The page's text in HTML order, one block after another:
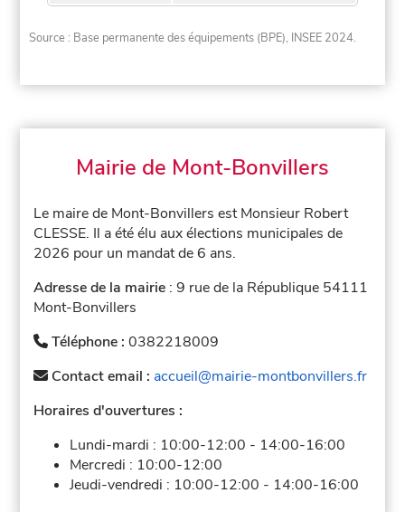
Source : Base permanente des équipements (BPE), INSEE 2024.
Mairie de Mont-Bonvillers
Le maire de Mont-Bonvillers est Monsieur Robert
CLESSE. Il a été élu aux élections municipales de
2026 pour un mandat de 6 ans.
Adresse de la mairie : 9 rue de la République 54111
Mont-Bonvillers
Téléphone :0382218009
Contact email : accueil@mairie-montbonvillers.fr
Horaires d'ouvertures :
Lundi-mardi : 10:00-12:00 - 14:00-16:00
Mercredi : 10:00-12:00
Jeudi-vendredi : 10:00-12:00 - 14:00-16:00